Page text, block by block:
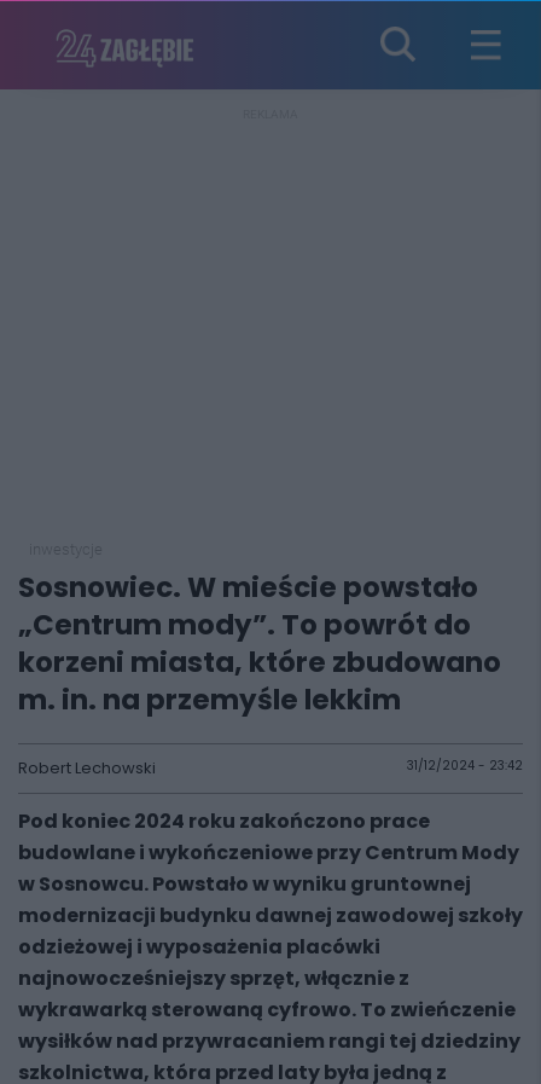
Sosnowiec. W mieście powstało
„Centrum mody”. To powrót do
korzeni miasta, które zbudowano
m. in. na przemyśle lekkim
Robert Lechowski 31/12/2024 - 23:42
Pod koniec 2024 roku zakończono prace
budowlane i wykończeniowe przy Centrum Mody
w Sosnowcu. Powstało w wyniku gruntownej
modernizacji budynku dawnej zawodowej szkoły
odzieżowej i wyposażenia placówki
najnowocześniejszy sprzęt, włącznie z
wykrawarką sterowaną cyfrowo. To zwieńczenie
wysiłków nad przywracaniem rangi tej dziedziny
szkolnictwa, która przed laty była jedną z